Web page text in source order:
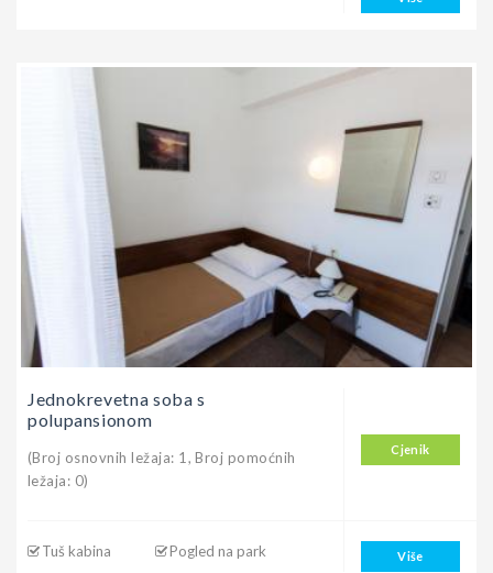
Jednokrevetna soba s
polupansionom
(Broj osnovnih ležaja: 1, Broj pomoćnih
ležaja: 0)
Cjenik
Tuš kabina Pogled na park Više